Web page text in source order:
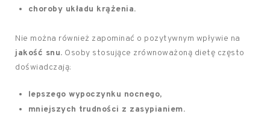
choroby układu krążenia.
Nie można również zapominać o pozytywnym wpływie na
jakość snu. Osoby stosujące zrównoważoną dietę często
doświadczają:
lepszego wypoczynku nocnego,
mniejszych trudności z zasypianiem.